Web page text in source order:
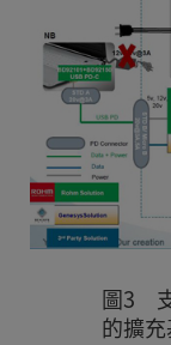
圖3
的擴